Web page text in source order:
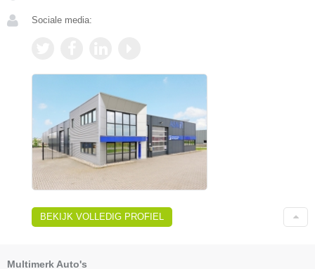
Sociale media:
BEKIJK VOLLEDIG PROFIEL
Multimerk Auto's